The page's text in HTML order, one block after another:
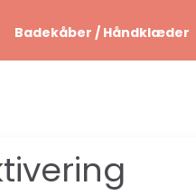
Badekåber / Håndklæder